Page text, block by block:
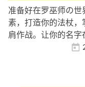
准备好在罗巫师の
素，打造你的法杖
肩作战。让你的名字